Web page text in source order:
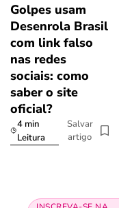
Golpes usam
Desenrola Brasil
com link falso
nas redes
sociais: como
saber o site
oficial?
4 min
Leitura
Salvar
artigo